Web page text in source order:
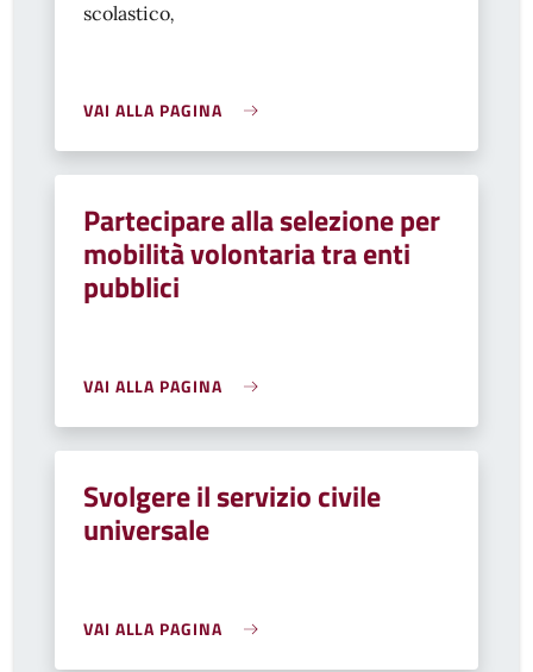
scolastico,
VAI ALLA PAGINA
Partecipare alla selezione per
mobilità volontaria tra enti
pubblici
VAI ALLA PAGINA
Svolgere il servizio civile
universale
VAI ALLA PAGINA